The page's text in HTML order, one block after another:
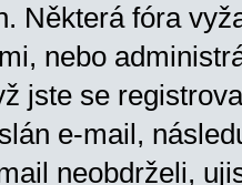
Některá fóra
nebo
jste se
e-mail,
neobdrželi,